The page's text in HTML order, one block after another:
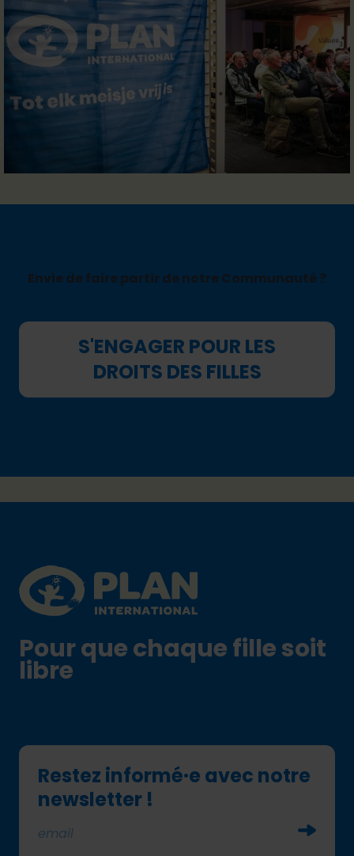
Envie de faire partir de notre Communauté ?
S'ENGAGER POUR LES
DROITS DES FILLES
Plan International logo
Pour que chaque fille soit
libre
Restez informé·e avec notre
newsletter !